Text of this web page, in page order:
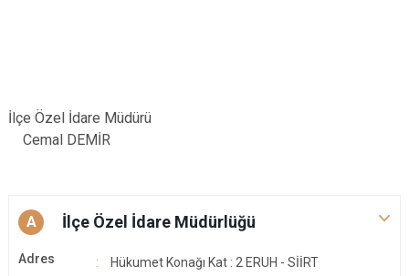
İlçe Özel İdare Müdürü
Cemal DEMİR
A İlçe Özel İdare Müdürlüğü
Adres
Hükumet Konağı Kat : 2 ERUH - SİİRT